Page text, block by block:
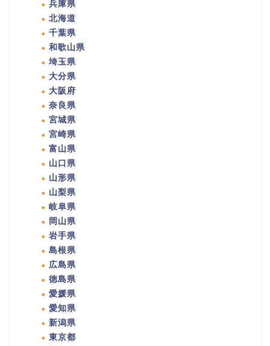
兵庫県
北海道
千葉県
和歌山県
埼玉県
大分県
大阪府
奈良県
宮城県
宮崎県
富山県
山口県
山形県
山梨県
岐阜県
岡山県
岩手県
島根県
広島県
徳島県
愛媛県
愛知県
新潟県
東京都